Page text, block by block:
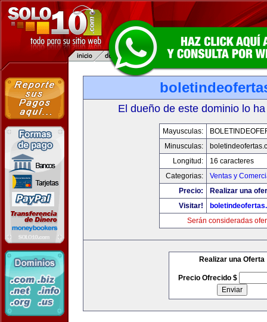
El dueño de este dominio lo
Mayusculas:
Minusculas:
Longitud:
16 caracteres
Categorias:
Ventas y
Precio:
Realizar una
Visitar!
Serán consideradas
Realizar una Oferta
Precio Ofrecido $